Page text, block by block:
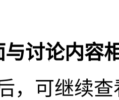
讨论内容
，可继续